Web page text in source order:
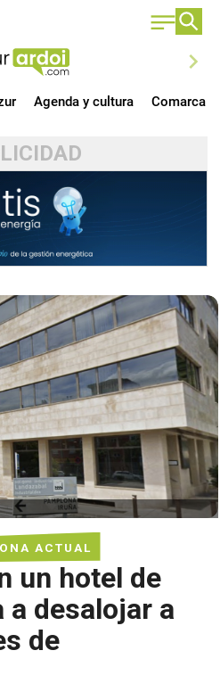
chevron_right
Agenda y cultura Comarca
ACTUAL
un hotel de
a desalojar a
de